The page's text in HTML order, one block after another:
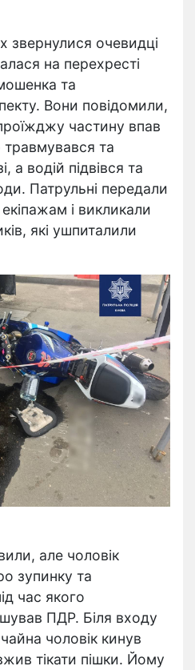
звернулися очевидці
на перехресті
та
Вони повідомили,
частину впав
та
а водій підвівся та
Патрульні передали
і викликали
які ушпиталили
але чоловік
зупинку та
час якого
ПДР. Біля входу
чоловік кинув
тікати пішки. Йому